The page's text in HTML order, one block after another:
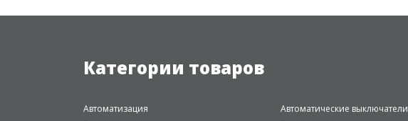
Категории товаров
Автоматизация Автоматические выключатели